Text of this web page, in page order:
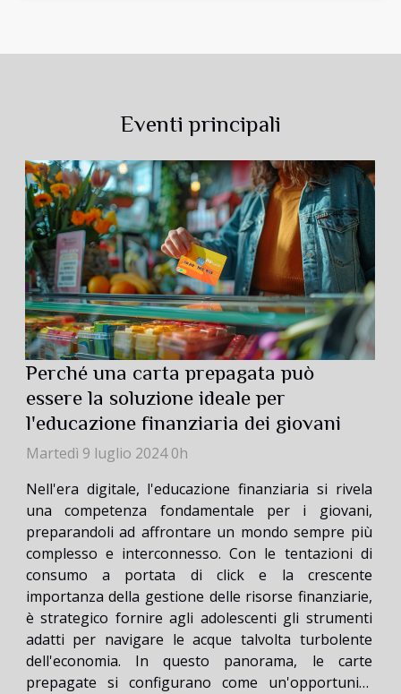
Eventi principali
Perché una carta prepagata può
essere la soluzione ideale per
l'educazione finanziaria dei giovani
Martedì 9 luglio 2024 0h
Nell'era digitale, l'educazione finanziaria si rivela
una competenza fondamentale per i giovani,
preparandoli ad affrontare un mondo sempre più
complesso e interconnesso. Con le tentazioni di
consumo a portata di click e la crescente
importanza della gestione delle risorse finanziarie,
è strategico fornire agli adolescenti gli strumenti
adatti per navigare le acque talvolta turbolente
dell'economia. In questo panorama, le carte
prepagate si configurano come un'opportunità